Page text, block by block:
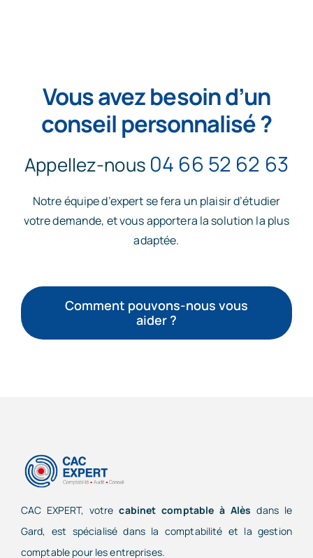
Vous avez besoin d’un
conseil personnalisé ?
Appellez-nous 04 66 52 62 63
Notre équipe d’expert se fera un plaisir d’étudier
votre demande, et vous apportera la solution la plus
adaptée.
Comment pouvons-nous vous
aider ?
CAC EXPERT, votrecabinet comptable à Alès dans le
Gard, est spécialisé dans la comptabilité et la gestion
comptable pour les entreprises.